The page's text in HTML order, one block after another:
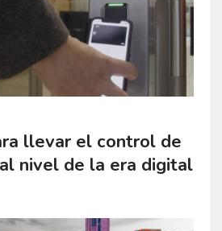
llevar el control de
nivel de la era digital